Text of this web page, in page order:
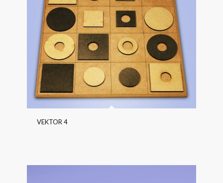
VEKTOR 4